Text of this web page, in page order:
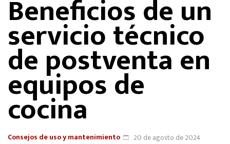
Beneficios de un
servicio técnico
de postventa en
equipos de
cocina
Consejos de uso y mantenimiento 20 de agosto de 2024